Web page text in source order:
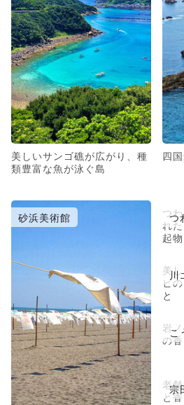
美しいサンゴ礁が広がり、種
類豊富な魚が泳ぐ島
四
砂浜美術館 つ
つ
れ
起物
川
美
ビ
と
こ
岩
の
宗
老
と